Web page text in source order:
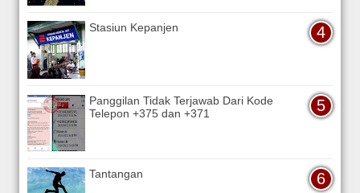
Stasiun Kepanjen
Panggilan Tidak Terjawab Dari Kode
Telepon +375 dan +371
Tantangan